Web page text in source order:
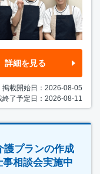
詳細を見る
掲載開始日：2026-08-05
終了予定日：2026-08-11
護プランの作成
相談会実施中